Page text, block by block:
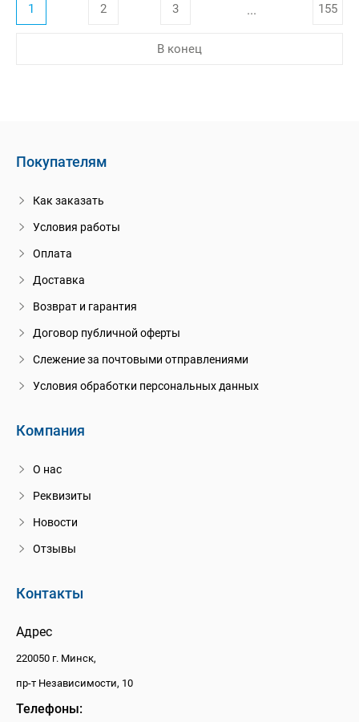
1 2 3 ... 155
В конец
Покупателям
Как заказать
Условия работы
Оплата
Доставка
Возврат и гарантия
Договор публичной оферты
Слежение за почтовыми отправлениями
Условия обработки персональных данных
Компания
О нас
Реквизиты
Новости
Отзывы
Контакты
Адрес
220050 г. Минск,
пр-т Независимости, 10
Телефоны: